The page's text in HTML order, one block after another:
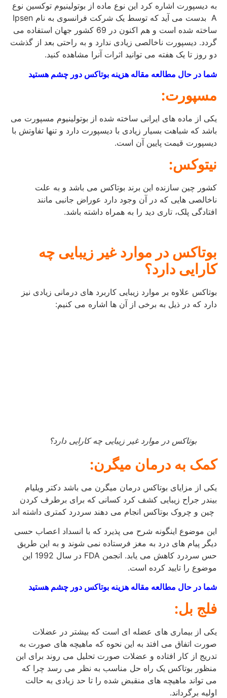
به دیسپورت اشاره کرد این نوع ماده از بوتولینیوم توکسین نوع
A بدست می آید که توسط یک شرکت فرانسوی به نام Ipsen
ساخته شده است و هم اکنون در 69 کشور جهان استفاده می
گردد. دیسپورت ناخالصی زیادی ندارد و به راحتی بعد از گذشت
دو روز تا یک هفته می توانید اثرات آنرا مشاهده کنید.
شما در حال مطالعه مقاله هزینه بوتاکس دور چشم هستید
مسپورت:
یکی از ماده های ایرانی ساخته شده از بوتولینیوم مسپورت می
باشد که شباهت بسیار زیادی با دیسپورت دارد و تنها تفاوتش با
دیسپورت قیمت پایین آن است.
نیتوکس:
کشور چین سازنده این برند بوتاکس می باشد و به علت
ناخالصی هایی که در آن وجود دارد عوراض جانبی مانند
افتادگی پلک، تاری دید را به همراه داشته باشد.
بوتاکس در موارد غیر زیبایی چه
کارایی دارد؟
بوتاکس علاوه بر موارد زیبایی کاربرد های درمانی زیادی نیز
دارد که در ذیل به برخی از آن ها اشاره می کنیم:
بوتاکس در موارد غیر زیبایی چه کارایی دارد؟
کمک به درمان میگرن:
یکی از مزایای بوتاکس درمان میگرن می باشد دکتر ویلیام
بیندر جراح زیبایی کشف کرد کسانی که برای برطرف کردن
چین و چروک بوتاکس انجام می دهند سردرد کمتری داشته اند
این موضوع اینگونه شرح می پذیرد که با انسداد اعصاب حسی
دیگر پیام های درد به مغز فرستاده نمی شوند و به این طریق
حس سردرد کاهش می یابد. انجمن FDA در سال 1992 این
موضوع را تایید کرده است.
شما در حال مطالعه مقاله هزینه بوتاکس دور چشم هستید
فلج بل:
یکی از بیماری های عضله ای است که بیشتر در عضلات
صورت اتفاق می افتد به این نحوه که ماهیچه های صورت به
تدریج از کار افتاده و عضلات صورت تحلیل می روند برای این
منظور بوتاکس یک راه حل مناسب به نظر می رسد چرا که
می تواند ماهیچه های منقبض شده را تا حد زیادی به حالت
اولیه برگرداند.